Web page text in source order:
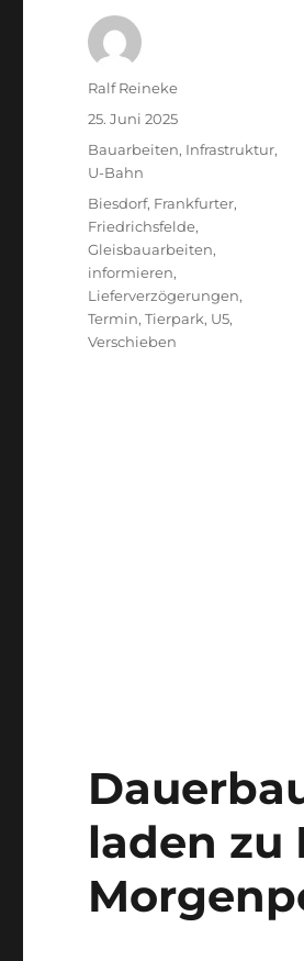
Autor
Ralf Reineke
Veröffentlicht
25. Juni 2025
Kategorien
Bauarbeiten, Infrastruktur,
U-Bahn
Schlagwörter
Biesdorf, Frankfurter,
Friedrichsfelde,
Gleisbauarbeiten,
informieren,
Lieferverzögerungen,
Termin,Tierpark, U5,
Verschieben
laden zu